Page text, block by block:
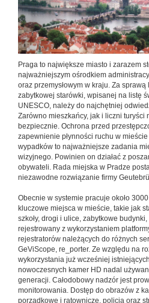
Praga to największe miasto i zarazem
najważniejszym ośrodkiem
oraz przemysłowym w kraju. Za
zabytkowej starówki, wpisanej na listę
UNESCO, należy do najchętniej
Zarówno mieszkańcy, jak i liczni turyści
bezpiecznie. Ochrona przed
zapewnienie płynności ruchu w
wypadków to najważniejsze zadania
wizyjnego. Powinien on działać z
obywateli. Rada miejska w Pradze
niezawodne rozwiązanie firmy
Obecnie w systemie pracuje około
kluczowe miejsca w mieście, takie jak
szkoły, drogi i ulice, zabytkowe
rejestrowany z wykorzystaniem
rejestratorów należących do różnych
GeViScope, re_porter. Ze względu na
wykorzystania już wcześniej
nowoczesnych kamer HD nadal
generacji. Całodobowy nadzór jest
monitorowania. Dostęp do obrazów z
porządkowe i ratownicze, policja oraz